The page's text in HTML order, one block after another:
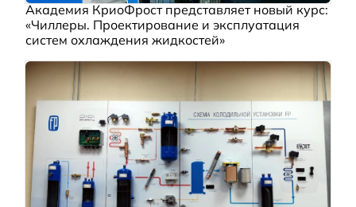
Академия КриоФрост представляет новый курс:
«Чиллеры. Проектирование и эксплуатация
систем охлаждения жидкостей»